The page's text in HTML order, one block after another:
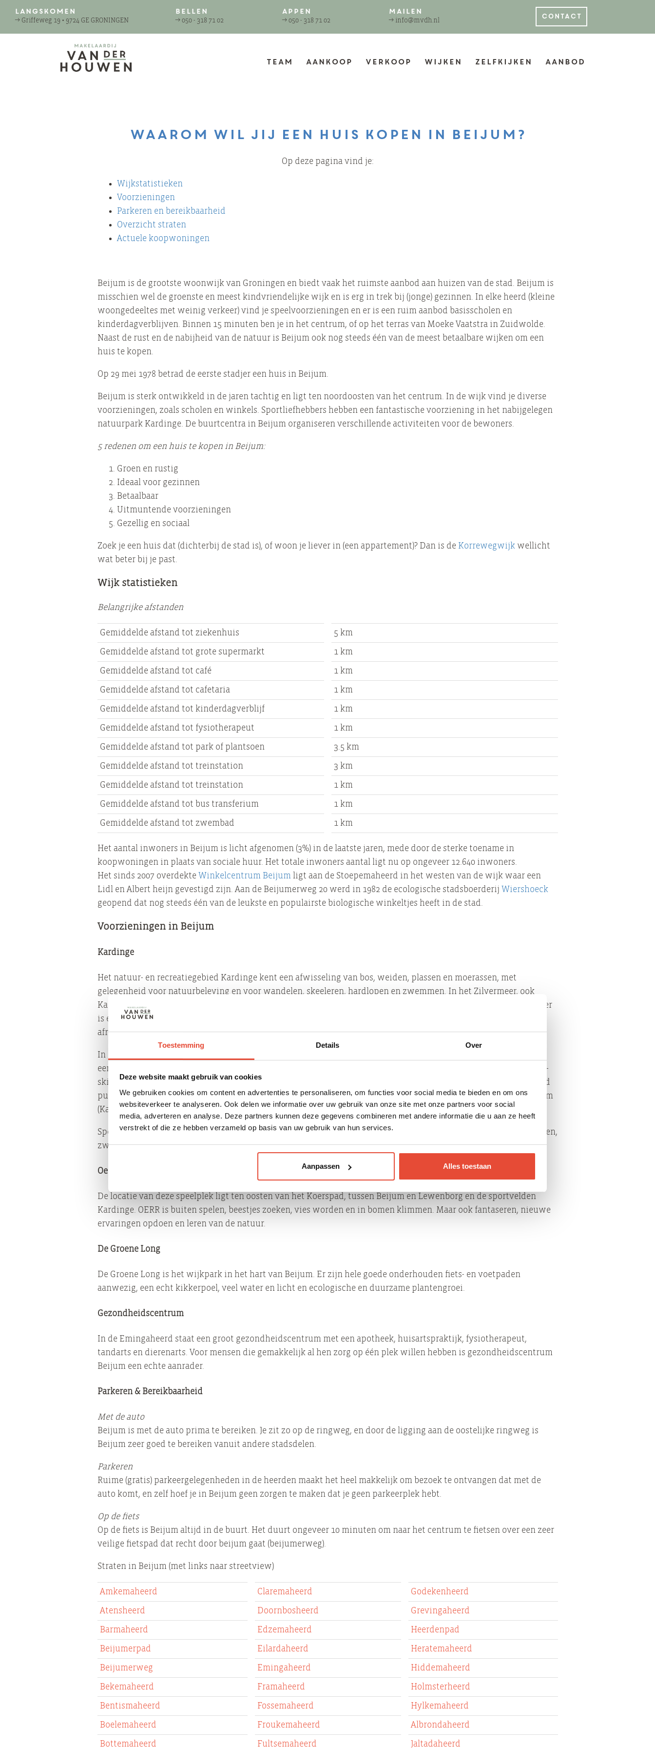
Toestemming Details Over
Deze website maakt gebruik van cookies
We gebruiken cookies om content en advertenties te personaliseren, om functies voor social media te bieden en om ons
websiteverkeer te analyseren. Ook delen we informatie over uw gebruik van onze site met onze partners voor social
media, adverteren en analyse. Deze partners kunnen deze gegevens combineren met andere informatie die u aan ze heeft
verstrekt of die ze hebben verzameld op basis van uw gebruik van hun services.
Aanpassen Alles toestaan
Langskomen
→ Griffeweg 19 • 9724 GE GRONINGEN
Bellen
→ 050 - 318 71 02
Appen
→050 - 318 71 02
Mailen
→ info@mvdh.nl
contact
Team Aankoop Verkoop Wijken Zelfkijken Aanbod
Waarom wil jij een huis kopen in Beijum?
Op deze pagina vind je:
Wijkstatistieken
Voorzieningen
Parkeren en bereikbaarheid
Overzicht straten
Actuele koopwoningen
Beijum is de grootste woonwijk van Groningen en biedt vaak het ruimste aanbod aan huizen van de stad. Beijum is
misschien wel de groenste en meest kindvriendelijke wijk en is erg in trek bij (jonge) gezinnen. In elke heerd (kleine
woongedeeltes met weinig verkeer) vind je speelvoorzieningen en er is een ruim aanbod basisscholen en
kinderdagverblijven. Binnen 15 minuten ben je in het centrum, of op het terras van Moeke Vaatstra in Zuidwolde.
Naast de rust en de nabijheid van de natuur is Beijum ook nog steeds één van de meest betaalbare wijken om een
huis te kopen.
Op 29 mei 1978 betrad de eerste stadjer een huis in Beijum.
Beijum is sterk ontwikkeld in de jaren tachtig en ligt ten noordoosten van het centrum. In de wijk vind je diverse
voorzieningen, zoals scholen en winkels. Sportliefhebbers hebben een fantastische voorziening in het nabijgelegen
natuurpark Kardinge. De buurtcentra in Beijum organiseren verschillende activiteiten voor de bewoners.
5 redenen om een huis te kopen in Beijum:
Groen en rustig
Ideaal voor gezinnen
Betaalbaar
Uitmuntende voorzieningen
Gezellig en sociaal
Zoek je een huis dat (dichterbij de stad is), of woon je liever in (een appartement)? Dan is de Korrewegwijkwellicht
wat beter bij je past.
Wijk statistieken
Belangrijke afstanden
Gemiddelde afstand tot ziekenhuis 5 km
Gemiddelde afstand tot grote supermarkt 1 km
Gemiddelde afstand tot café 1 km
Gemiddelde afstand tot cafetaria 1 km
Gemiddelde afstand tot kinderdagverblijf 1 km
Gemiddelde afstand tot fysiotherapeut 1 km
Gemiddelde afstand tot park of plantsoen 3.5 km
Gemiddelde afstand tot treinstation 3 km
Gemiddelde afstand tot treinstation 1 km
Gemiddelde afstand tot bus transferium 1 km
Gemiddelde afstand tot zwembad 1 km
Het aantal inwoners in Beijum is licht afgenomen (3%) in de laatste jaren, mede door de sterke toename in
koopwoningen in plaats van sociale huur. Het totale inwoners aantal ligt nu op ongeveer 12.640 inwoners.
Het sinds 2007 overdekte Winkelcentrum Beijumligt aan de Stoepemaheerd in het westen van de wijk waar een
Lidl en Albert heijn gevestigd zijn. Aan de Beijumerweg 20 werd in 1982 de ecologische stadsboerderij Wiershoeck
geopend dat nog steeds één van de leukste en populairste biologische winkeltjes heeft in de stad.
Voorzieningen in Beijum
Kardinge
Het natuur- en recreatiegebied Kardinge kent een afwisseling van bos, weiden, plassen en moerassen, met
gelegenheid voor natuurbeleving en voor wandelen, skeeleren, hardlopen en zwemmen. In het Zilvermeer, ook
Kardingerplas genaamd, kan worden gezwommen. Er zijn speelweiden voor zonnen, picknicken en vliegeren en er
is een hardloopparcours. Bij sneeuw in de winter kan men er langlaufen of met de slee de Kardingerheuvel (32 m)
afrijden.
In het Sportcentrum Kardinge vindt men onder andere de ijsbaan van Groningen en drie zwembaden. Ook ligt er
een sportterrein, waarvan verschillende Groninger sportclubs gebruik maken. Verder bevinden zich er een indoor-
skicentrum en een kinderspeelhal (Ballorig). Ook zijn er een klimcentrum (Bjoeks) met een klimtoren, een pitch and
putt baan voor golfsport, een topsporthal, een mountainbikeparcours en een indoor-kartbaan met bowlingcentrum
(Kartracing & Bowling Groningen) gevestigd.
Sportcentrum Kardinge is het grootste multifunctionele sportcentrum van Noord-Nederland. Je kunt hier schaatsen,
zwemmen, tennissen, squashen of een andere sport beoefenen in de sporthal of dojo.
Oerrrr
De locatie van deze speelplek ligt ten oosten van het Koerspad, tussen Beijum en Lewenborg en de sportvelden
Kardinge. OERR is buiten spelen, beestjes zoeken, vies worden en in bomen klimmen. Maar ook fantaseren, nieuwe
ervaringen opdoen en leren van de natuur.
De Groene Long
De Groene Long is het wijkpark in het hart van Beijum. Er zijn hele goede onderhouden fiets- en voetpaden
aanwezig, een echt kikkerpoel, veel water en licht en ecologische en duurzame plantengroei.
Gezondheidscentrum
In de Emingaheerd staat een groot gezondheidscentrum met een apotheek, huisartspraktijk, fysiotherapeut,
tandarts en dierenarts. Voor mensen die gemakkelijk al hen zorg op één plek willen hebben is gezondheidscentrum
Beijum een echte aanrader.
Parkeren & Bereikbaarheid
Met de auto
Beijum is met de auto prima te bereiken. Je zit zo op de ringweg, en door de ligging aan de oostelijke ringweg is
Beijum zeer goed te bereiken vanuit andere stadsdelen.
Parkeren
Ruime (gratis) parkeergelegenheden in de heerden maakt het heel makkelijk om bezoek te ontvangen dat met de
auto komt, en zelf hoef je in Beijum geen zorgen te maken dat je geen parkeerplek hebt.
Op de fiets
Op de fiets is Beijum altijd in de buurt. Het duurt ongeveer 10 minuten om naar het centrum te fietsen over een zeer
veilige fietspad dat recht door beijum gaat (beijumerweg).
Straten in Beijum (met links naar streetview)
Amkemaheerd Claremaheerd Godekenheerd
Atensheerd Doornbosheerd Grevingaheerd
Barmaheerd Edzemaheerd Heerdenpad
Beijumerpad Eilardaheerd Heratemaheerd
Beijumerweg Emingaheerd Hiddemaheerd
Bekemaheerd Framaheerd Holmsterheerd
Bentismaheerd Fossemaheerd Hylkemaheerd
Boelemaheerd Froukemaheerd Albrondaheerd
Bottemaheerd Fultsemaheerd Jaltadaheerd